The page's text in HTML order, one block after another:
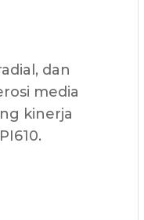
dan
media
kinerja